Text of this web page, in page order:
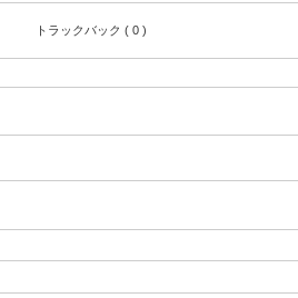
トラックバック ( 0 )